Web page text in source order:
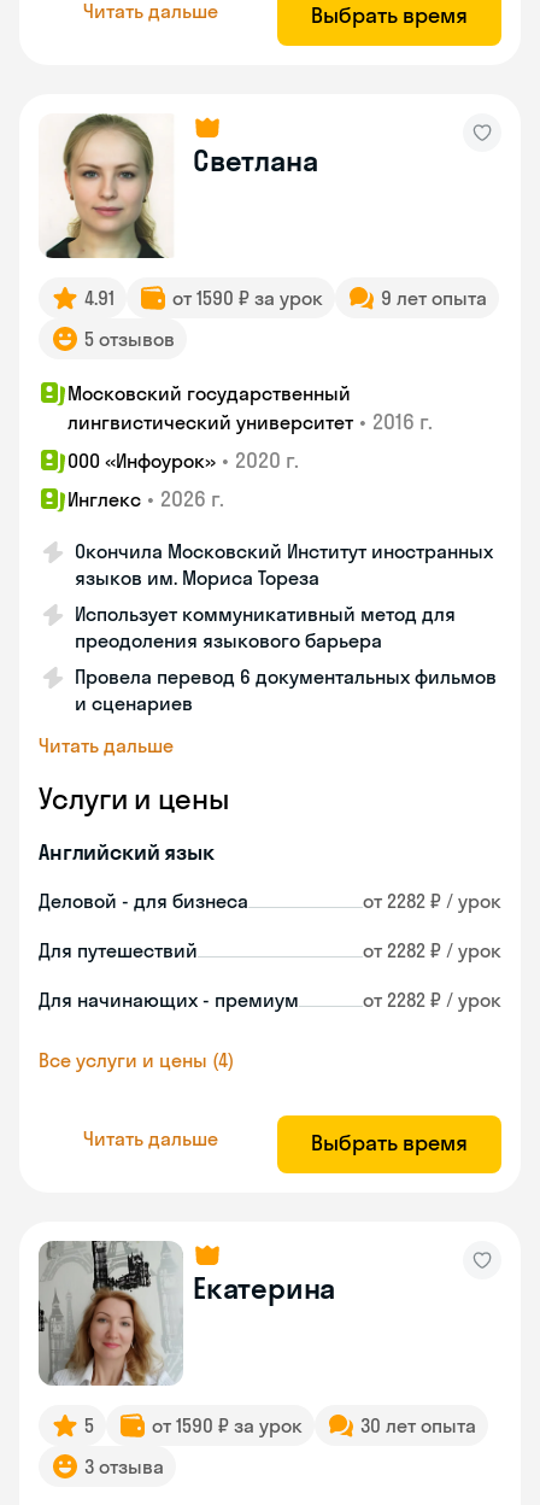
Читать дальше Выбрать время
Светлана
4.91 от 1590 ₽ за урок
9 лет опыта
5 отзывов
Московский государственный
лингвистический университет • 2016 г.
ООО «Инфоурок» • 2020 г.
Инглекс • 2026 г.
Окончила Московский Институт иностранных
языков им. Мориса Тореза
Использует коммуникативный метод для
преодоления языкового барьера
Провела перевод 6 документальных фильмов
и сценариев
Читать дальше
Услуги и цены
Английский язык
Деловой - для бизнеса от 2282 ₽ / урок
Для путешествий от 2282 ₽ / урок
Для начинающих - премиум от 2282 ₽ / урок
Все услуги и цены (4)
Читать дальше Выбрать время
Екатерина
5 от 1590 ₽ за урок
30 лет опыта
3 отзыва